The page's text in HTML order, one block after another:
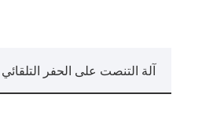
آلة التنصت على الحفر التلقائي